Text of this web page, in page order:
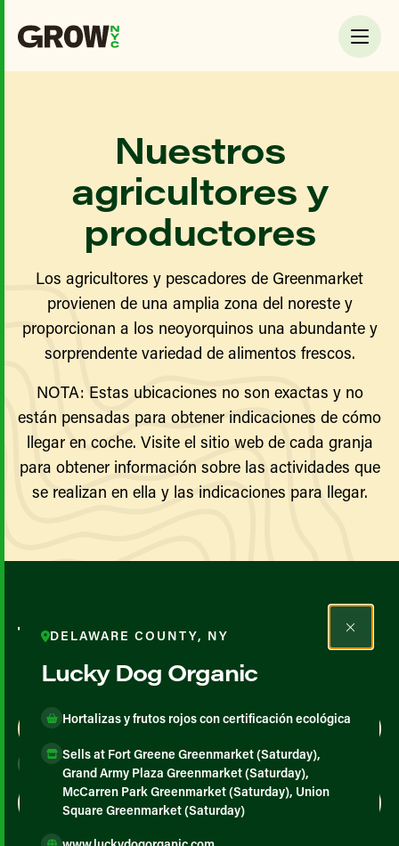
Nuestros
agricultores y
productores
Los agricultores y pescadores de Greenmarket
provienen de una amplia zona del noreste y
proporcionan a los neoyorquinos una abundante y
sorprendente variedad de alimentos frescos.
NOTA: Estas ubicaciones no son exactas y no
están pensadas para obtener indicaciones de cómo
llegar en coche. Visite el sitio web de cada granja
para obtener información sobre las actividades que
se realizan en ella y las indicaciones para llegar.
Todos los agricultores y
productores
Map View List View
DELAWARE COUNTY, NY
Lucky Dog Organic
Hortalizas y frutos rojos con certificación ecológica
Sells at Fort Greene Greenmarket (Saturday),
Grand Army Plaza Greenmarket (Saturday),
McCarren Park Greenmarket (Saturday), Union
Square Greenmarket (Saturday)